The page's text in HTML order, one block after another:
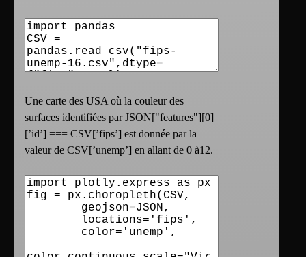
Une carte des USA où la couleur des
surfaces identifiées par JSON["features"][0]
[’id’] === CSV[’fips’] est donnée par la
valeur de CSV[’unemp’] en allant de 0 à12.